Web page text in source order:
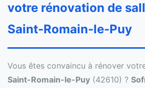
votre rénovation de
Saint-Romain-le-Puy
Vous êtes convaincu à rénover
Saint-Romain-le-Puy (42610) ?